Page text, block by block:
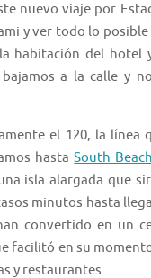
nuevo viaje por
y ver todo lo
habitación del hotel
a la calle y
el 120, la línea
hastaSouth Beach
isla alargada que
minutos hasta
convertido en un
facilitó en su
y restaurantes.